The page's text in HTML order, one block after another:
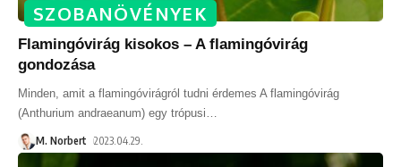
SZOBANÖVÉNYEK
Flamingóvirág kisokos – A flamingóvirág
gondozása
Minden, amit a flamingóvirágról tudni érdemes A flamingóvirág
(Anthurium andraeanum) egy trópusi
M. Norbert 2023.04.29.